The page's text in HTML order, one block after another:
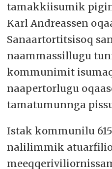
tamakkiisumik
Karl Andreassen
Sanaartortitsisoq
naammassillugu
kommunimit
naapertorlugu
tamatumunnga
Istak kommunilu
nalilimmik